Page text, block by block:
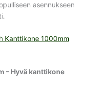
asennukseen
Kanttikone 1000mm
– Hyvä kanttikone